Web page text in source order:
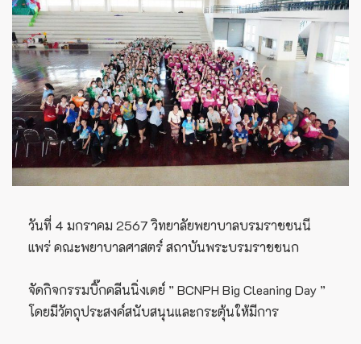
วันที่ 4 มกราคม 2567 วิทยาลัยพยาบาลบรมราชชนนี
แพร่ คณะพยาบาลศาสตร์ สถาบันพระบรมราชชนก
จัดกิจกรรมบิ๊กคลีนนิ่งเดย์ ” BCNPH Big Cleaning Day ”
โดยมีวัตถุประสงค์สนับสนุนและกระตุ้นให้มีการ